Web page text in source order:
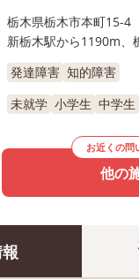
栃木県栃木市本町15-4
新栃木駅から1190m、
発達障害 知的障害
未就学 小学生 中学生
お近くの問
他の